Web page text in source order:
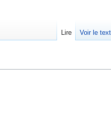
Lire Voir le